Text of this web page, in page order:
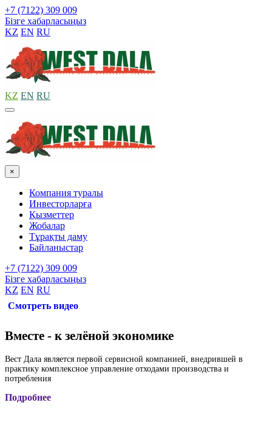
+7 (7122) 309 009
Бізге хабарласыңыз
KZ EN RU
KZ EN RU
×
Компания туралы
Инвесторларға
Қызметтер
Жобалар
Тұрақты даму
Байланыстар
+7 (7122) 309 009
Бізге хабарласыңыз
KZ EN RU
Смотреть видео
Вместе - к зелёной экономике
Вест Дала является первой сервисной компанией, внедрившей в
практику комплексное управление отходами производства и
потребления
Подробнее